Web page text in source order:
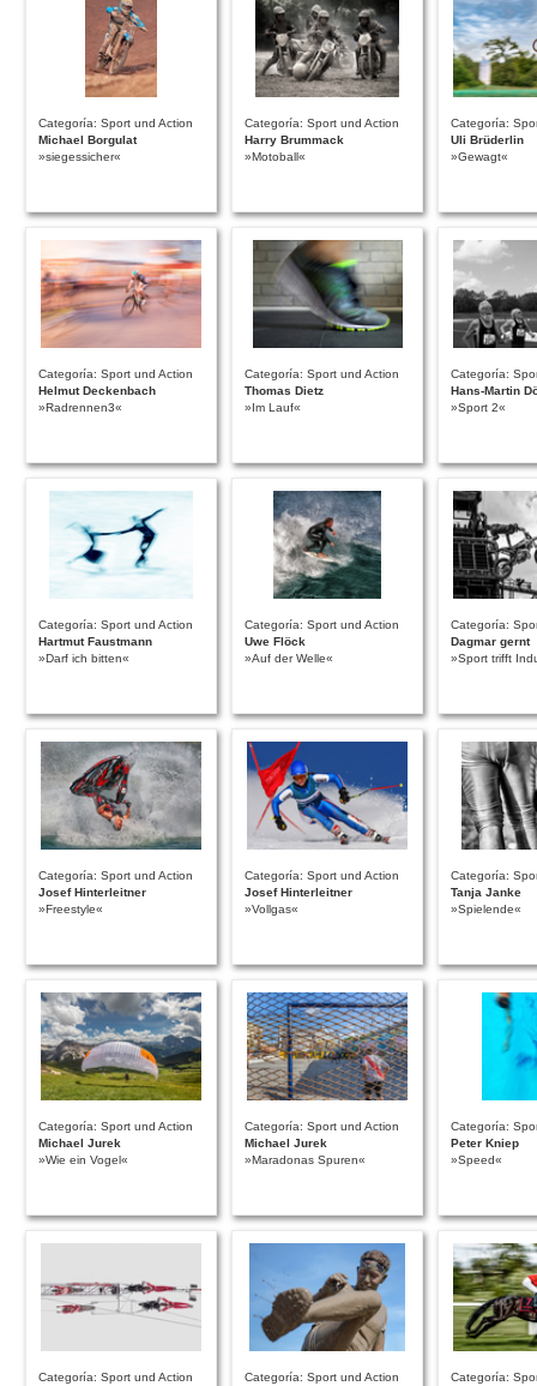
Categoría: Sport und Action
Michael Borgulat
»siegessicher«
Categoría: Sport und Action
Harry Brummack
»Motoball«
Categoría:
Uli Brüderlin
»Gewagt«
Categoría: Sport und Action
Helmut Deckenbach
»Radrennen3«
Categoría: Sport und Action
Thomas Dietz
»Im Lauf«
Categoría:
Hans-Martin
»Sport 2«
Categoría: Sport und Action
Hartmut Faustmann
»Darf ich bitten«
Categoría: Sport und Action
Uwe Flöck
»Auf der Welle«
Categoría:
Dagmar gernt
»Sport trifft
Categoría: Sport und Action
Josef Hinterleitner
»Freestyle«
Categoría: Sport und Action
Josef Hinterleitner
»Vollgas«
Categoría:
Tanja Janke
»Spielende«
Categoría: Sport und Action
Michael Jurek
»Wie ein Vogel«
Categoría: Sport und Action
Michael Jurek
»Maradonas Spuren«
Categoría:
Peter Kniep
»Speed«
Categoría: Sport und Action
Categoría: Sport und Action
Categoría: